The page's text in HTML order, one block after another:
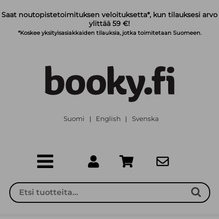
Saat noutopistetoimituksen veloituksetta*, kun tilauksesi arvo
ylittää 59 €!
*Koskee yksityisasiakkaiden tilauksia, jotka toimitetaan Suomeen.
Suomi | English | Svenska